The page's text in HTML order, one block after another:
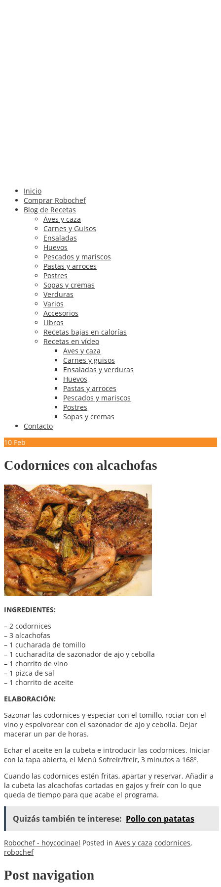
Inicio
Comprar Robochef
Blog de Recetas
Aves y caza
Carnes y Guisos
Ensaladas
Huevos
Pescados y mariscos
Pastas y arroces
Postres
Sopas y cremas
Verduras
Varios
Accesorios
Libros
Recetas bajas en calorías
Recetas en vídeo
Aves y caza
Carnes y guisos
Ensaladas y verduras
Huevos
Pastas y arroces
Pescados y mariscos
Postres
Sopas y cremas
Contacto
10 Feb
Codornices con alcachofas
INGREDIENTES:
– 2 codornices
– 3 alcachofas
– 1 cucharada de tomillo
– 1 cucharadita de sazonador de ajo y cebolla
– 1 chorrito de vino
– 1 pizca de sal
– 1 chorrito de aceite
ELABORACIÓN:
Sazonar las codornices y especiar con el tomillo, rociar con el
vino y espolvorear con el sazonador de ajo y cebolla. Dejar
macerar un par de horas.
Echar el aceite en la cubeta e introducir las codornices. Iniciar
con la tapa abierta, el Menú Sofreír/freír, 3 minutos a 168º.
Cuando las codornices estén fritas, apartar y reservar. Añadir a
la cubeta las alcachofas cortadas en gajos y freír con lo que
queda de tiempo para que acabe el programa.
Quizás también te interese: Pollo con patatas
Robochef - hoycocinael Posted in Aves y caza codornices,
robochef
Post navigation